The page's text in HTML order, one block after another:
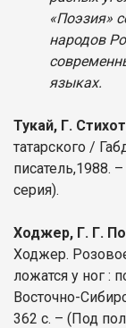
«Поэзия»
народов
языках.
Тукай, Г.
татарского /
писатель,1988.
серия).
Ходжер, Г. Г.
Ходжер.
ложатся у ног :
Восточно-
362 с. – (Под